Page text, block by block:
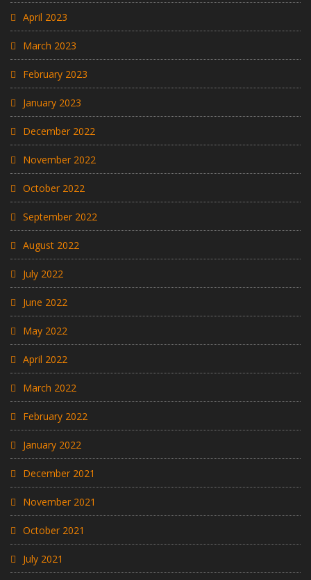
April 2023
March 2023
February 2023
January 2023
December 2022
November 2022
October 2022
September 2022
August 2022
July 2022
June 2022
May 2022
April 2022
March 2022
February 2022
January 2022
December 2021
November 2021
October 2021
July 2021